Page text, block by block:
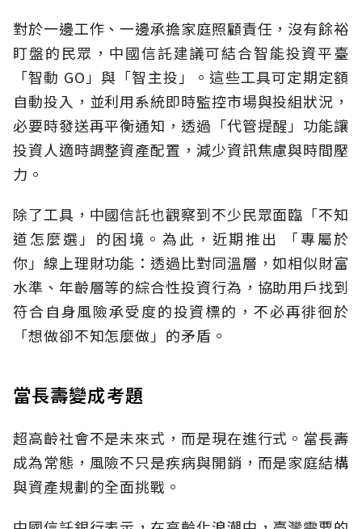
對於一邊工作、一邊承擔家庭照顧責任，沒有餘裕
盯盤的民眾，中國信託建議可結合智能投資平臺
「智動 GO」與「智主投」。這些工具可定期定額
自動投入，並利用系統即時監控市場與投組狀況，
必要時發送再平衡通知，透過「代管提醒」功能讓
投資人適時調整資產配置，減少資訊焦慮與時間壓
力。
除了工具，中國信託也觀察到不少民眾面臨「不知
道怎麼選」的困境。為此，近期推出 「專屬於
你」線上理財功能：透過比對同溫層，如相似財富
水準、年齡層等的綜合性投資行為，協助用戶找到
符合自身風險承受度的投資標的，不必再徘徊於
「想做卻不知怎麼做」的矛盾。
當長壽變成考題
超高齡社會不是未來式，而是現在進行式。當長壽
成為常態，風險不只是疾病與開銷，而是家庭結構
與資產規劃的全面挑戰。